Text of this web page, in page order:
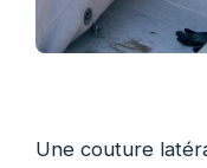
Une couture